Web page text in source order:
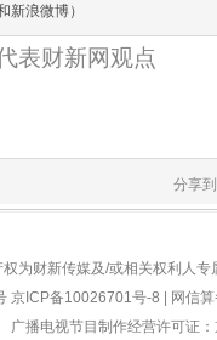
新浪微博）
分享
为财新传媒及/或相关权利人
京ICP备10026701号-8
网信
广播电视节目制作经营许可证